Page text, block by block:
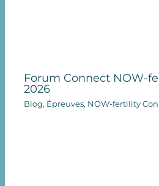
Forum Connect NOW-
2026
Blog, Épreuves, NOW-fertility